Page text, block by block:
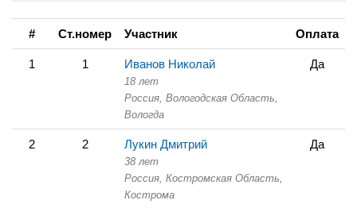
# Ст.номер Участник Оплата
1 1 Иванов Николай
18 лет
Россия, Вологодская Область,
Вологда
Да
2 2 Лукин Дмитрий
38 лет
Россия, Костромская Область,
Кострома
Да